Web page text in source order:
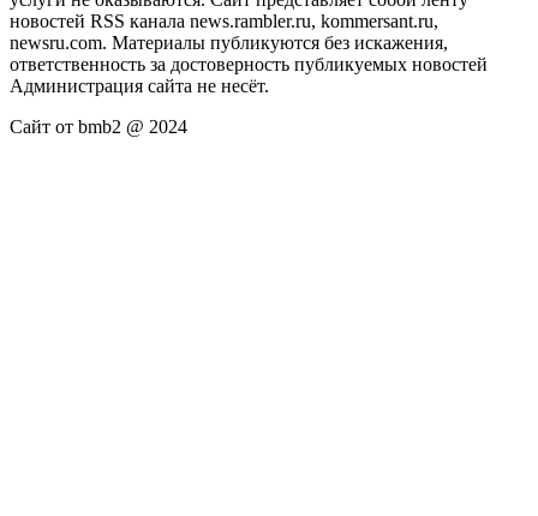
новостей RSS канала news.rambler.ru, kommersant.ru,
newsru.com. Материалы публикуются без искажения,
ответственность за достоверность публикуемых новостей
Администрация сайта не несёт.
Сайт от bmb2 @ 2024